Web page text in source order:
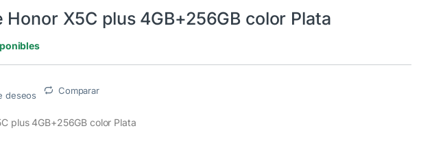
Honor X5C plus 4GB+256GB color Plata
deseos Comparar
plus 4GB+256GB color Plata